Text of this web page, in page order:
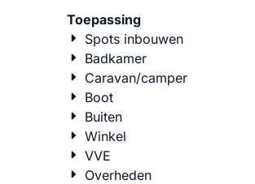
Toepassing
Spots inbouwen
Badkamer
Caravan/camper
Boot
Buiten
Winkel
VVE
Overheden